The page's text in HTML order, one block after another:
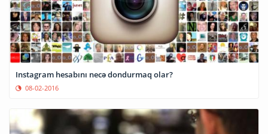
Instagram hesabını necə dondurmaq olar?
08-02-2016